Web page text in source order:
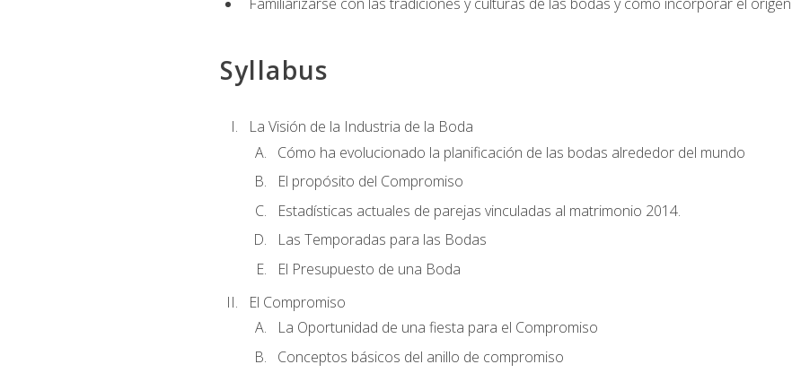
Syllabus
La Visión de la Industria de la Boda
Cómo ha evolucionado la planificación de las bodas alrededor del mundo
El propósito del Compromiso
Estadísticas actuales de parejas vinculadas al matrimonio 2014.
Las Temporadas para las Bodas
El Presupuesto de una Boda
El Compromiso
La Oportunidad de una fiesta para el Compromiso
Conceptos básicos del anillo de compromiso